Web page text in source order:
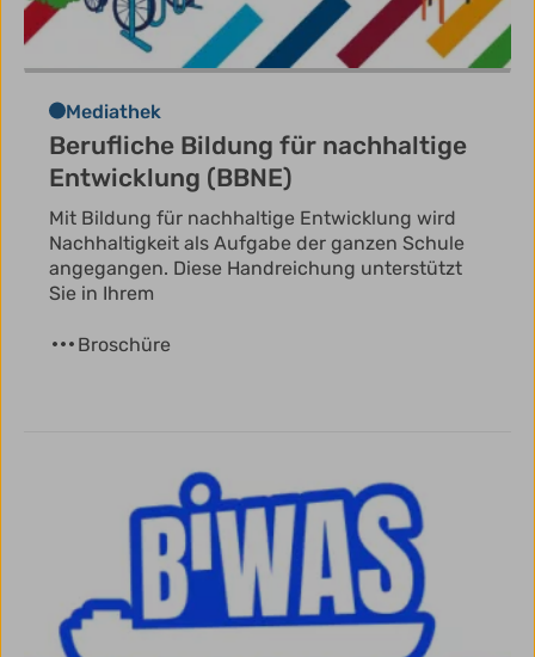
Mediathek
Berufliche Bildung für nachhaltige
Entwicklung (BBNE)
Mit Bildung für nachhaltige Entwicklung wird
Nachhaltigkeit als Aufgabe der ganzen Schule
angegangen. Diese Handreichung unterstützt
Sie in Ihrem
Broschüre